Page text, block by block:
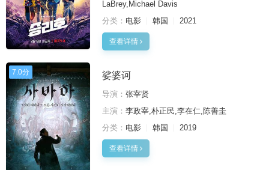
LaBrey,Michael Davis
分类： 电影 韩国 2021
查看详情
7.0分 娑婆诃
导演： 张宰贤
主演： 李政宰,朴正民,李在仁,陈善圭
分类： 电影 韩国 2019
查看详情